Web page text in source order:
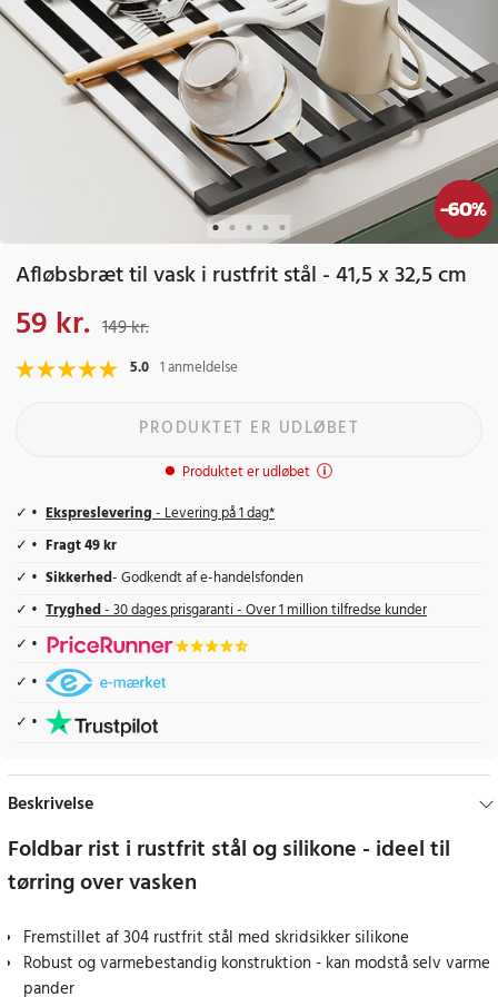
-60%
Afløbsbræt til vask i rustfrit stål - 41,5 x 32,5 cm
Nuværende pris
59 kr. 149 kr.
5.0 1 anmeldelse
PRODUKTET ER UDLØBET
Produktet er udløbet
Ekspreslevering- Levering på 1 dag*
Fragt 49 kr
Sikkerhed- Godkendt af e-handelsfonden
Tryghed- 30 dages prisgaranti - Over 1 million tilfredse kunder
Beskrivelse
Foldbar rist i rustfrit stål og silikone - ideel til
tørring over vasken
Fremstillet af 304 rustfrit stål med skridsikker silikone
Robust og varmebestandig konstruktion - kan modstå selv varme
pander